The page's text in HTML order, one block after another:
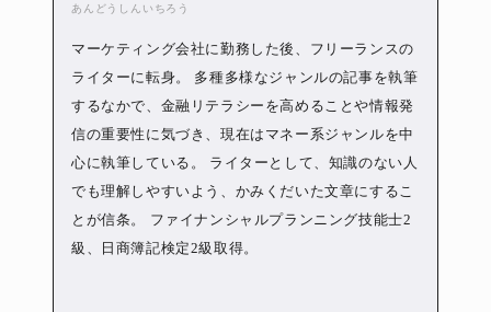
あんどうしんいちろう
マーケティング会社に勤務した後、フリーランスの
ライターに転身。 多種多様なジャンルの記事を執筆
するなかで、金融リテラシーを高めることや情報発
信の重要性に気づき、現在はマネー系ジャンルを中
心に執筆している。 ライターとして、知識のない人
でも理解しやすいよう、かみくだいた文章にするこ
とが信条。 ファイナンシャルプランニング技能士2
級、日商簿記検定2級取得。